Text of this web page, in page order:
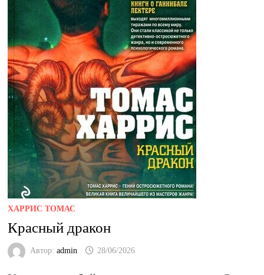
ХАРРИС ТОМАС
Красный дракон
Автор:admin 28/06/2026